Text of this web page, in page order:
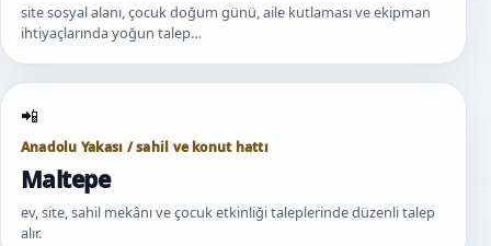
site sosyal alanı, çocuk doğum günü, aile kutlaması ve ekipman
ihtiyaçlarında yoğun talep…
Anadolu Yakası / sahil ve konut hattı
Maltepe
ev, site, sahil mekânı ve çocuk etkinliği taleplerinde düzenli talep
alır.